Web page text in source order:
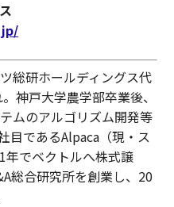
総研ホールディングス代
神戸大学農学部卒業後、
ムのアルゴリズム開発等
目であるAlpaca（現・ス
年でベクトルへ株式譲
総合研究所を創業し、20